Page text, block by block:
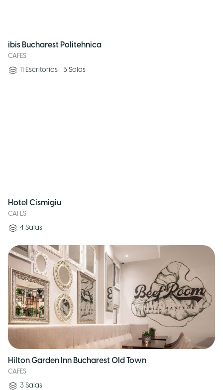
ibis Bucharest Politehnica
CAFES
11 Escritorios • 5 Salas
Hotel Cismigiu
CAFES
4 Salas
Hilton Garden Inn Bucharest Old Town
CAFES
3 Salas